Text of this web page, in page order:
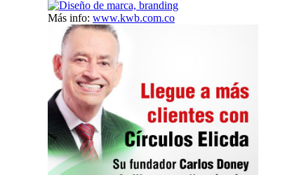
Más info: www.kwb.com.co